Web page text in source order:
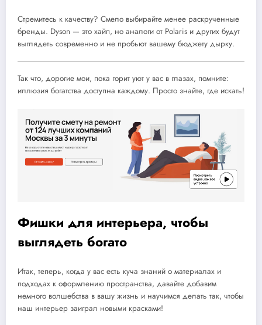
Стремитесь к качеству? Смело выбирайте менее раскрученные
бренды. Dyson — это хайп, но аналоги от Polaris и других будут
выглядеть современно и не пробьют вашему бюджету дырку.
Так что, дорогие мои, пока горит уют у вас в глазах, помните:
иллюзия богатства доступна каждому. Просто знайте, где искать!
Фишки для интерьера, чтобы
выглядеть богато
Итак, теперь, когда у вас есть куча знаний о материалах и
подходах к оформлению пространства, давайте добавим
немного волшебства в вашу жизнь и научимся делать так, чтобы
наш интерьер заиграл новыми красками!